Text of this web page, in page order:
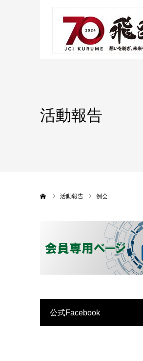
活動報告
活動報告 例会
公式Facebook